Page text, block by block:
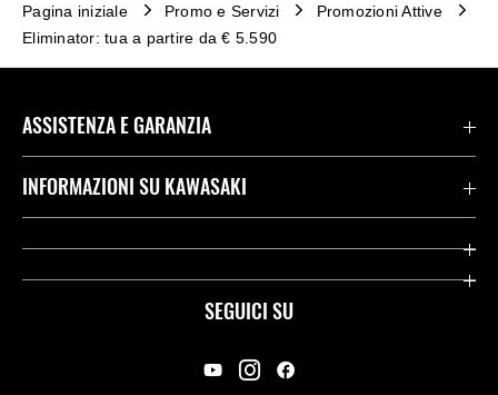
Pagina iniziale Promo e Servizi
Promozioni Attive
Eliminator: tua a partire da € 5.590
SEGUICI SU
ASSISTENZA E GARANZIA
Assistenza Stradale Kawasaki
Kawasaki Care
INFORMAZIONI SU KAWASAKI
Società